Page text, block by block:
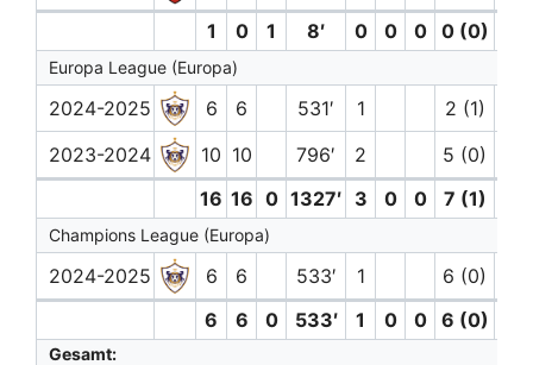
1
0 1 8′ 0 0 0 0 (0)
Europa League (Europa)
2024-2025 6 6 531′ 1
2 (1)
2023-2024
10 10 796′ 2 5 (0)
16 16 0 1327′ 3 0 0 7 (1)
Champions League (Europa)
2024-2025 6 6 533′ 1 6 (0)
6
6 0 533′ 1 0 0 6 (0)
Gesamt: